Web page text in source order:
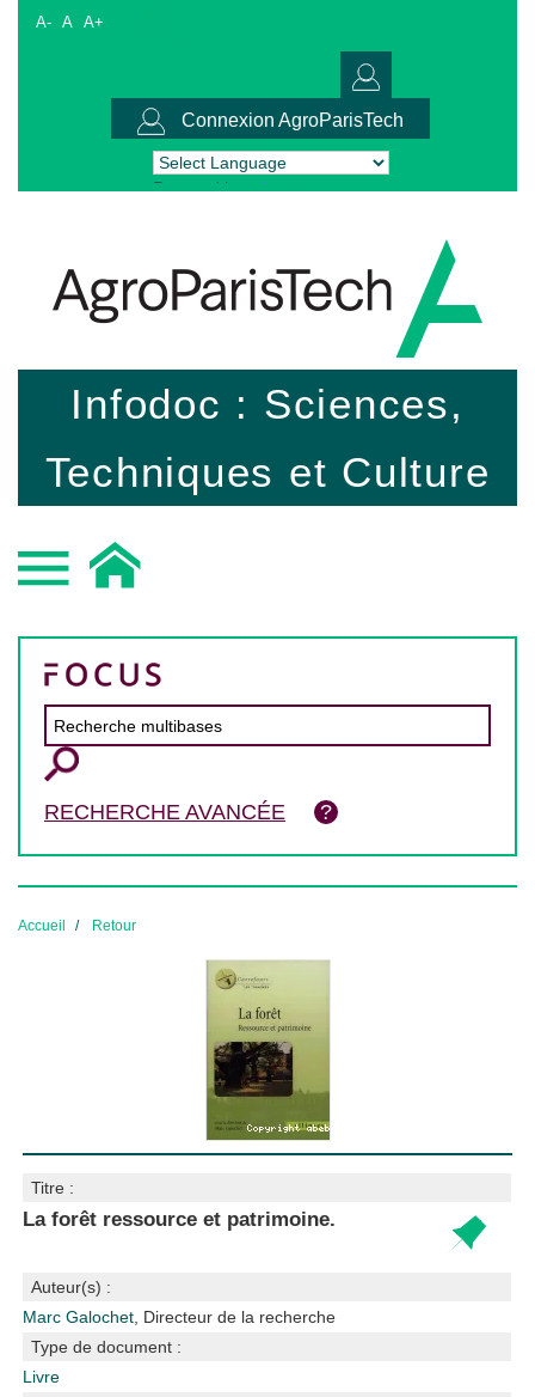
A- A A+
Connexion AgroParisTech
Powered by Translate
Infodoc : Sciences,
Techniques et Culture
RECHERCHE AVANCÉE
Accueil Retour
Titre :
La forêt ressource et patrimoine.
Auteur(s) :
Marc Galochet , Directeur de la recherche
Type de document :
Livre